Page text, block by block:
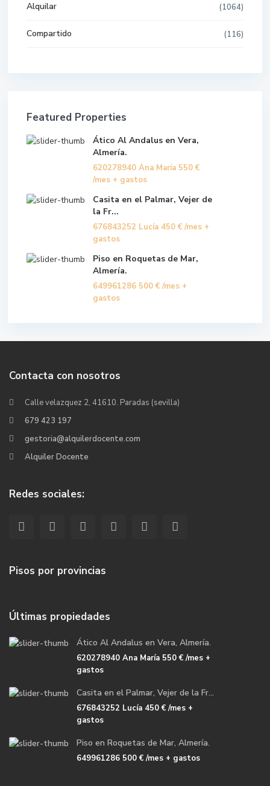
Alquilar (1064)
Compartido (116)
Featured Properties
Ático Al Andalus en Vera,
Almería.
620278940 Ana María 550 €
/mes + gastos
Casita en el Palmar, Vejer de
la Fr...
676843252 Lucía 450 € /mes +
gastos
Piso en Roquetas de Mar,
Almería.
649961286 500 € /mes +
gastos
Contacta con nosotros
Calle velazquez 2, 41610. Paradas (sevilla)
679 423 197
gestoria@alquilerdocente.com
Alquiler Docente
Redes sociales:
Pisos por provincias
Últimas propiedades
Ático Al Andalus en Vera, Almería.
620278940 Ana María 550 €/mes +
gastos
Casita en el Palmar, Vejer de la Fr...
676843252 Lucía 450 €/mes +
gastos
Piso en Roquetas de Mar, Almería.
649961286 500 €/mes + gastos